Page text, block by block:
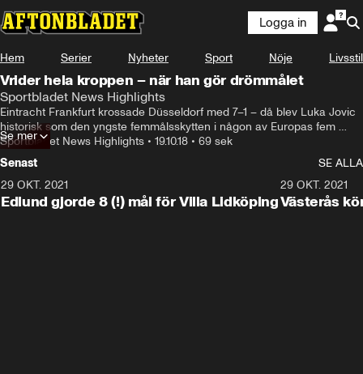
Logga in
Hem Serier Nyheter Sport Nöje Livsstil
Vrider hela kroppen – när han gör drömmålet
Sportbladet News Highlights
Eintracht Frankfurt krossade Düsseldorf med 7–1 – då blev Luka Jovic
historisk som den yngste femmålsskytten i någon av Europas fem
största ligor.
Sportbladet News Highlights • 19.10.18 • 69 sek
Se mer
Senast
SE ALLA
29 OKT. 2021
Edlund gjorde 8 (!) mål för Villa Lidköping
29 OKT. 2021
Västerås